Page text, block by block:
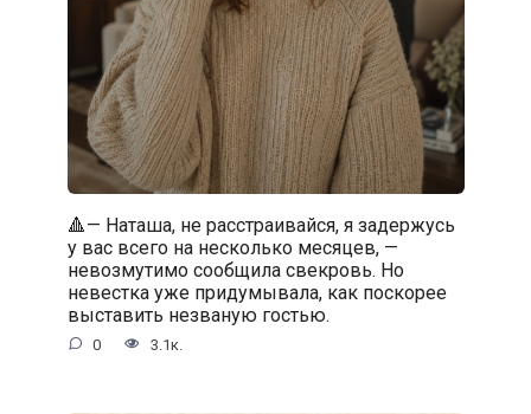
🔺— Наташа, не расстраивайся, я задержусь
у вас всего на несколько месяцев, —
невозмутимо сообщила свекровь. Но
невестка уже придумывала, как поскорее
выставить незваную гостью.
0 3.1к.